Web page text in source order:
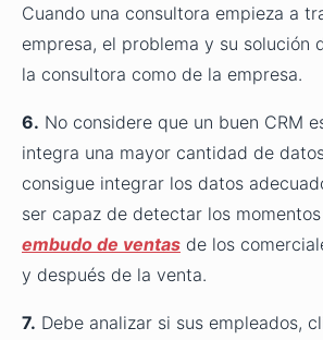
Cuando una consultora empieza a
empresa, el problema y su solución
la consultora como de la empresa.
6. No considere que un buen CRM
integra una mayor cantidad de
consigue integrar los datos
ser capaz de detectar los momentos
embudo de ventas de los
y después de la venta.
7. Debe analizar si sus empleados,